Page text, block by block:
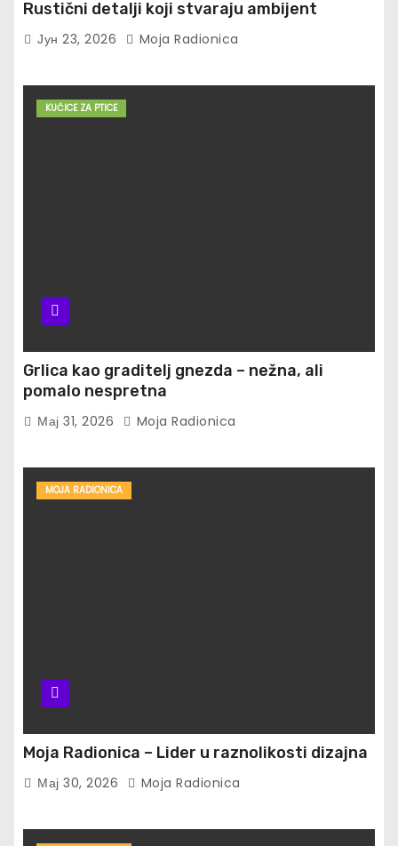
Rustični detalji koji stvaraju ambijent
Јун 23, 2026 Moja Radionica
KUĆICE ZA PTICE
Grlica kao graditelj gnezda – nežna, ali
pomalo nespretna
Мај 31, 2026 Moja Radionica
MOJA RADIONICA
Moja Radionica – Lider u raznolikosti dizajna
Мај 30, 2026 Moja Radionica